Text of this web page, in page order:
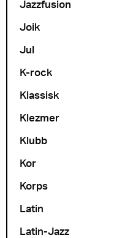
Jazzfusion
Joik
Jul
K-rock
Klassisk
Klezmer
Klubb
Kor
Korps
Latin
Latin-Jazz